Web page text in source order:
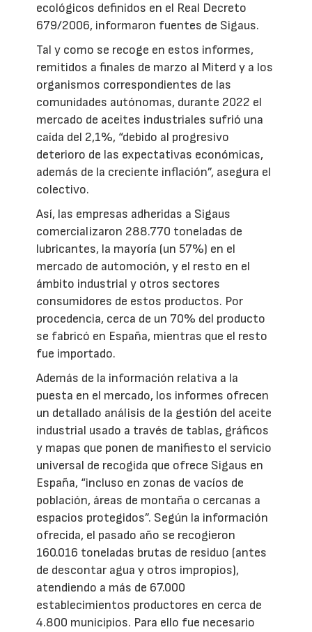
ecológicos definidos en el Real Decreto
679/2006, informaron fuentes de Sigaus.
Tal y como se recoge en estos informes,
remitidos a finales de marzo al Miterd y a los
organismos correspondientes de las
comunidades autónomas, durante 2022 el
mercado de aceites industriales sufrió una
caída del 2,1%, “debido al progresivo
deterioro de las expectativas económicas,
además de la creciente inflación”, asegura el
colectivo.
Así, las empresas adheridas a Sigaus
comercializaron 288.770 toneladas de
lubricantes, la mayoría (un 57%) en el
mercado de automoción, y el resto en el
ámbito industrial y otros sectores
consumidores de estos productos. Por
procedencia, cerca de un 70% del producto
se fabricó en España, mientras que el resto
fue importado.
Además de la información relativa a la
puesta en el mercado, los informes ofrecen
un detallado análisis de la gestión del aceite
industrial usado a través de tablas, gráficos
y mapas que ponen de manifiesto el servicio
universal de recogida que ofrece Sigaus en
España, “incluso en zonas de vacíos de
población, áreas de montaña o cercanas a
espacios protegidos”. Según la información
ofrecida, el pasado año se recogieron
160.016 toneladas brutas de residuo (antes
de descontar agua y otros impropios),
atendiendo a más de 67.000
establecimientos productores en cerca de
4.800 municipios. Para ello fue necesario